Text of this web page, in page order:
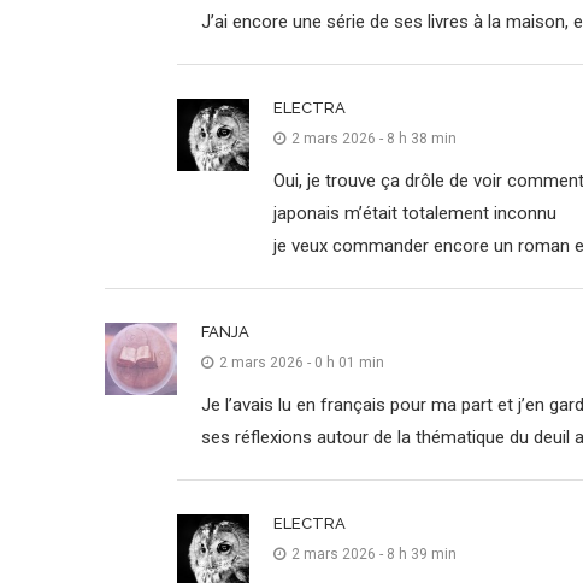
J’ai encore une série de ses livres à la maison,
ELECTRA
2 mars 2026 - 8 h 38 min
Oui, je trouve ça drôle de voir
japonais m’était totalement inconnu
je veux commander encore un roman
FANJA
2 mars 2026 - 0 h 01 min
Je l’avais lu en français pour ma part et j’en
ses réflexions autour de la thématique du deuil
ELECTRA
2 mars 2026 - 8 h 39 min